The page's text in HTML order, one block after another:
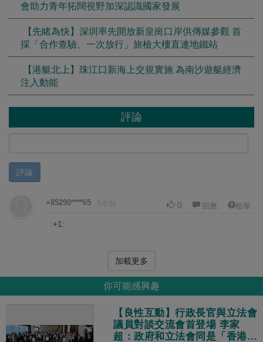
會助力青年拓闊視野加深認識國家發展
【先睹為快】深圳率先開放新皇崗口岸供傳媒參觀 首
採「合作查驗、一次放行」旅檢大樓直連地鐵站
【港艇北上】珠江口新海上交規實施 為南沙遊艇經濟
注入動能
評論
評論
+85290****65 5年前 0 回應 檢舉
:+1:
加載更多
你可能感興趣
【良性互動】行政長官與立法會
議員對談交流會首登場 李家
超：政府和立法會同是「香港